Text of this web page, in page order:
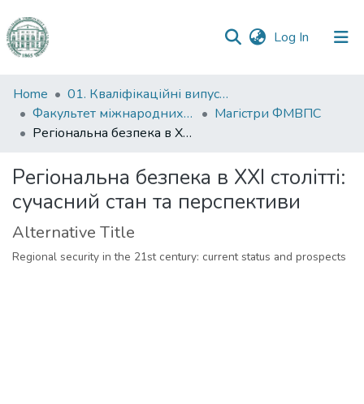
Log In (current)
Communities
&
Collections
Statistics
Home
01. Кваліфікаційні випускні роботи здобувачів вищої освіти
Факультет міжнародних відносин, політології та соціології
Магістри ФМВПС
Регіональна безпека в ХХІ столітті: сучасний стан та перспективи
Регіональна безпека в ХХІ столітті:
сучасний стан та перспективи
Alternative Title
Regional security in the 21st century: current status and prospects